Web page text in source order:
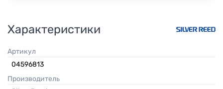
Характеристики
Артикул
04596813
Производитель